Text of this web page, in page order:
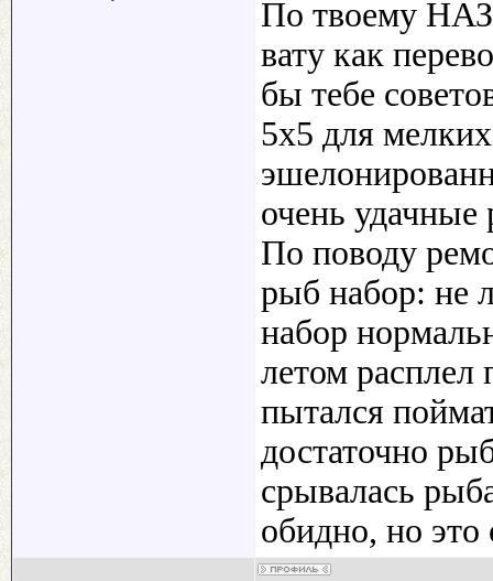
По твоему
вату как
бы тебе
5х5 для
очень
По поводу
рыб набор: не
набор
летом расплел
пытался
достаточно
срывалась
обидно, но это